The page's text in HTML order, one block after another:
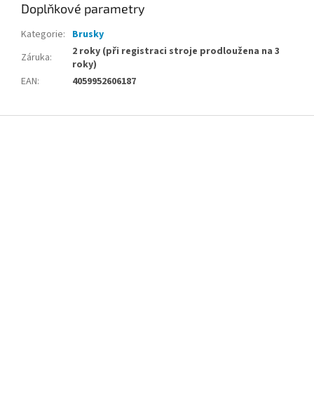
Doplňkové parametry
Kategorie: Brusky
Záruka:
2 roky (při registraci stroje prodloužena na 3
roky)
EAN: 4059952606187